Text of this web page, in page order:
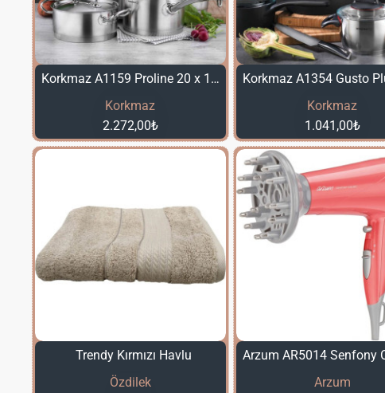
Korkmaz
Korkmaz A1159 Proline 20 x 12 cm Sos Tenceresi Kapakli (Satin)
2.272,00₺
Korkmaz
1.041,00₺
Özdilek
Trendy Kırmızı Havlu
Arzum